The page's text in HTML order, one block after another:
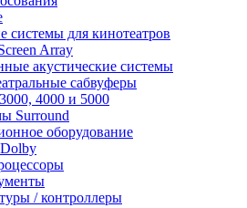
системы для кинотеатров
Array
акустические системы
сабвуферы
4000 и 5000
Surround
оборудование
/ контроллеры